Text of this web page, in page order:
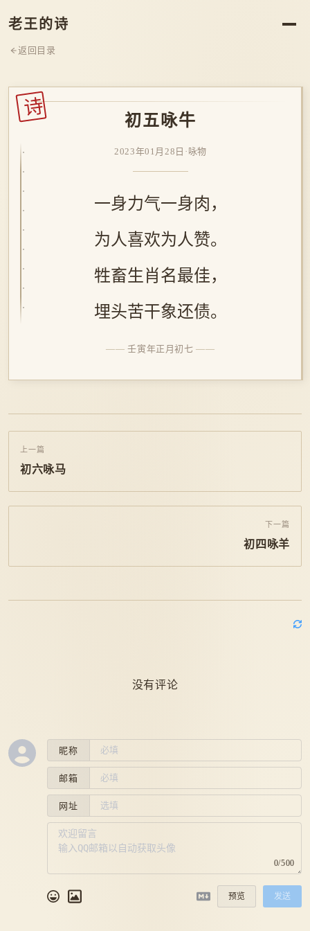
老王的诗
返回目录
诗
初五咏牛
2023年01月28日 · 咏物
一身力气一身肉，
为人喜欢为人赞。
牲畜生肖名最佳，
埋头苦干象还债。
壬寅年正月初七
上一篇
初六咏马
下一篇
初四咏羊
昵称
邮箱
网址
0/500
预览 发送
没有评论